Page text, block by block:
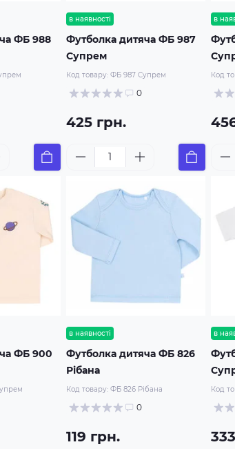
ФБ 988
в наявності
Футболка дитяча ФБ 987
Супрем
Код товару: ФБ 987 Супрем
0
425 грн.
в
Код
ФБ 900
в наявності
Футболка дитяча ФБ 826
Рібана
Код товару: ФБ 826 Рібана
0
119 грн.
в
Код